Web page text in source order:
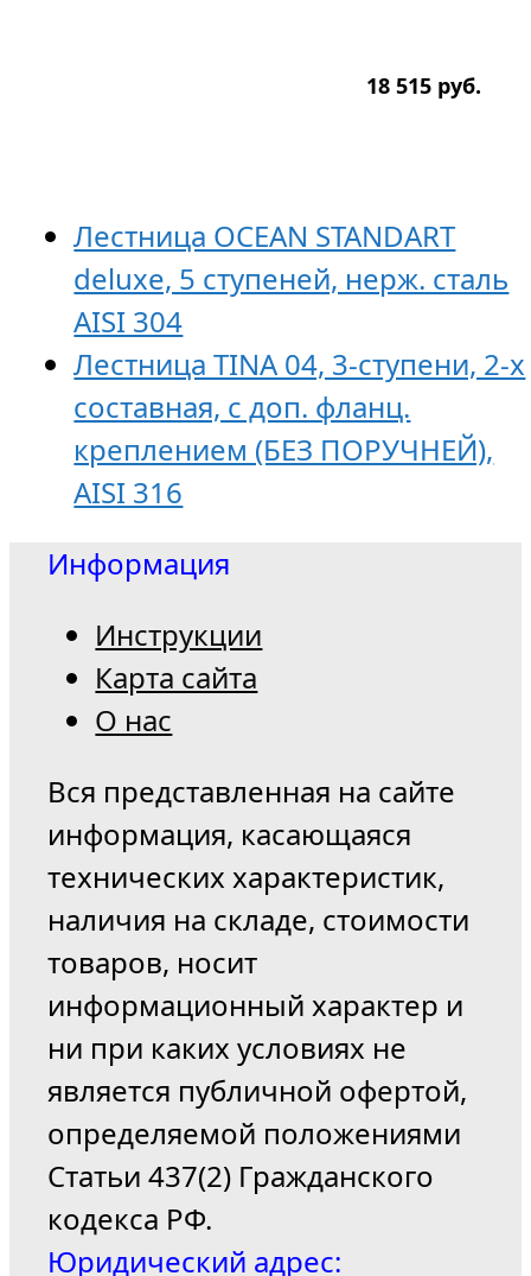
18 515 руб.
Лестница OCEAN STANDART
deluxe, 5 ступеней, нерж. сталь
AISI 304
Лестница TINA 04, 3-ступени, 2-х
составная, с доп. фланц.
креплением (БЕЗ ПОРУЧНЕЙ),
AISI 316
Информация
Инструкции
Карта сайта
О нас
Вся представленная на сайте
информация, касающаяся
технических характеристик,
наличия на складе, стоимости
товаров, носит
информационный характер и
ни при каких условиях не
является публичной офертой,
определяемой положениями
Статьи 437(2) Гражданского
кодекса РФ.
Юридический адрес: